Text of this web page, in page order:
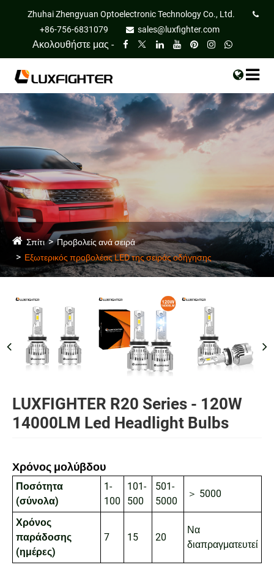
Zhuhai Zhengyuan Optoelectronic Technology Co., Ltd.
+86-756-6831079
sales@luxfighter.com
Ακολουθήστε μας -
Σπίτι
Προβολείς ανά σειρά
Εξωτερικός προβολέας LED της σειράς οδήγησης
LUXFIGHTER R20 Series - 120W
14000LM Led Headlight Bulbs
Χρόνος μολύβδου
Ποσότητα
(σύνολα)
1-
100
101-
500
501-
5000
＞ 5000
Χρόνος
παράδοσης
(ημέρες)
7 15 20
Να
διαπραγματευτεί